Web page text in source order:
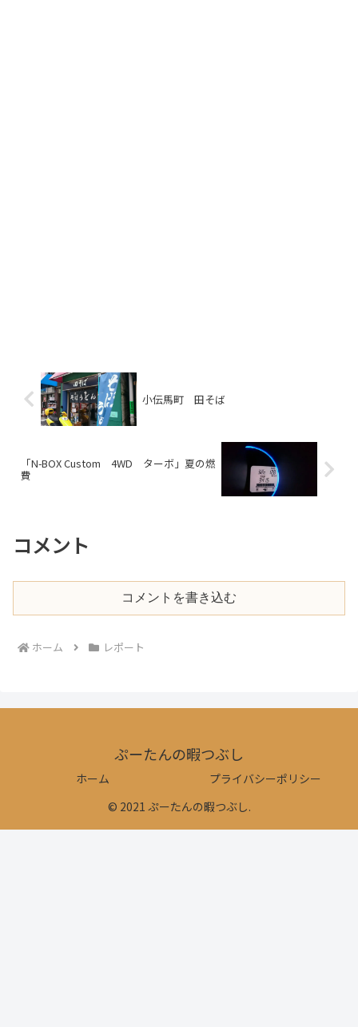
小伝馬町 田そば
「N-BOX Custom 4WD ターボ」夏の燃
費
コメント
コメントを書き込む
ホーム レポート
ぷーたんの暇つぶし
ホーム
プライバシーポリシー
© 2021 ぷーたんの暇つぶし.